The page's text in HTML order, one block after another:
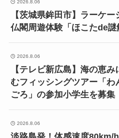
2026.8.06
【茨城県鉾田市】ラーケ
仏閣周遊体験「ほこたde
2026.8.06
【テレビ新広島】海の恵
むフィッシングツアー「わ
ごろ」の参加小学生を募集
2026.8.06